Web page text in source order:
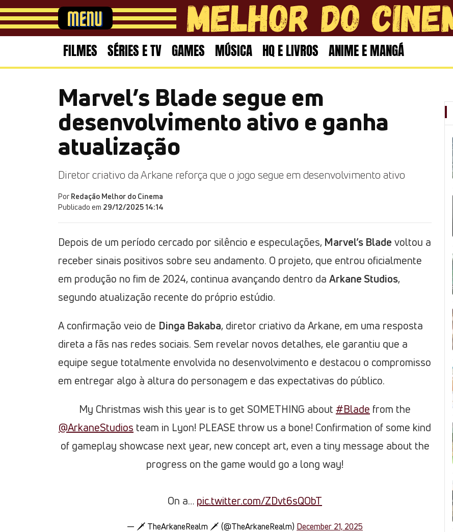
FILMES SÉRIES E TV GAMES MÚSICA HQ E LIVROS ANIME E MANGÁ
Marvel’s Blade segue em
desenvolvimento ativo e ganha
atualização
Diretor criativo da Arkane reforça que o jogo segue em desenvolvimento ativo
Por Redação Melhor do Cinema
Publicado em 29/12/2025 14:14
Depois de um período cercado por silêncio e especulações, Marvel’s Blade voltou a
receber sinais positivos sobre seu andamento. O projeto, que entrou oficialmente
em produção no fim de 2024, continua avançando dentro da Arkane Studios,
segundo atualização recente do próprio estúdio.
A confirmação veio de Dinga Bakaba, diretor criativo da Arkane, em uma resposta
direta a fãs nas redes sociais. Sem revelar novos detalhes, ele garantiu que a
equipe segue totalmente envolvida no desenvolvimento e destacou o compromisso
em entregar algo à altura do personagem e das expectativas do público.
My Christmas wish this year is to get SOMETHING about #Blade from the
@ArkaneStudios team in Lyon! PLEASE throw us a bone! Confirmation of some kind
of gameplay showcase next year, new concept art, even a tiny message about the
progress on the game would go a long way!
On a… pic.twitter.com/ZDvt6sQObT
— 🗡️ TheArkaneRealm 🗡️ (@TheArkaneRealm) December 21, 2025